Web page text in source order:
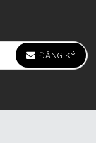
ĐĂNG KÝ